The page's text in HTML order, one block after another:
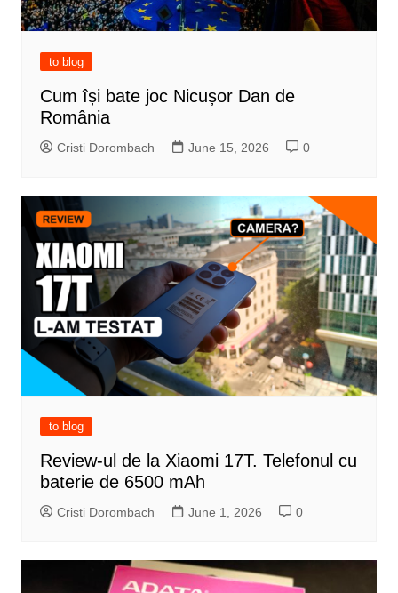
to blog
Cum își bate joc Nicușor Dan de
România
Cristi Dorombach June 15, 2026 0
to blog
Review-ul de la Xiaomi 17T. Telefonul cu
baterie de 6500 mAh
Cristi Dorombach June 1, 2026 0